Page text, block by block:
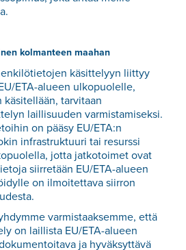
kolmanteen maahan
käsittelyyn liittyy
ETA-alueen ulkopuolelle,
tarvitaan
laillisuuden varmistamiseksi.
on pääsy EU/ETA:n
infrastruktuuri tai resurssi
jotta jatkotoimet ovat
siirretään EU/ETA-alueen
on ilmoitettava siirron
varmistaaksemme, että
on laillista EU/ETA-alueen
ja hyväksyttävä